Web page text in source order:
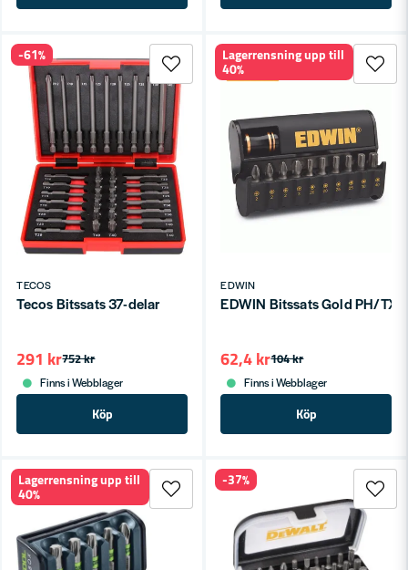
TECOS
Tecos Bitssats 37-delar
752 kr
291 kr
Finns i Webblager
Köp
-61%
EDWIN
EDWIN Bitssats Gold PH/TX
104 kr
62,4 kr
Finns i Webblager
Köp
Lagerrensning upp till
40%
Lagerrensning upp till
40%
-37%